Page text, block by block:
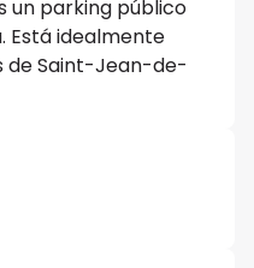
un parking público
Está idealmente
de Saint-Jean-de-